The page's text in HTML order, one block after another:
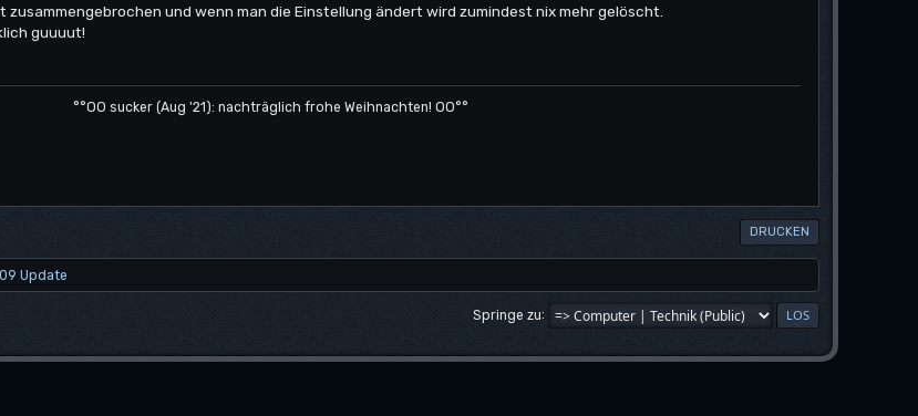
zusammengebrochen und wenn man die Einstellung ändert wird zumindest nix mehr gelöscht.
guuuut!
°°OO sucker (Aug '21): nachträglich frohe Weihnachten! OO°°
DRUCKEN
Update
Springe zu